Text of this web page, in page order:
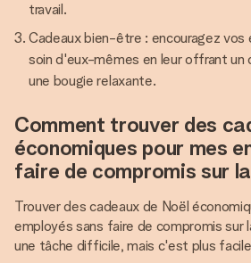
travail.
Cadeaux bien-être : encouragez vos
soin d'eux-mêmes en leur offrant
une bougie relaxante.
Comment trouver des
économiques pour mes
faire de compromis sur
Trouver des cadeaux de Noël
employés sans faire de compromis sur
une tâche difficile, mais c'est plus